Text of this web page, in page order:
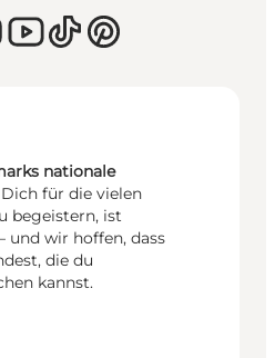
nationale
Dich für die vielen
begeistern, ist
und wir hoffen, dass
die du
kannst.